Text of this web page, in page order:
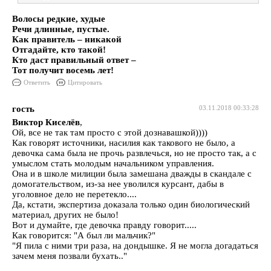
Волосы редкие, худые
Речи длинные, пустые.
Как правитель – никакой
Отгадайте, кто такой!
Кто даст правильный ответ –
Тот получит восемь лет!
Ответить Цитировать
03.11.2018 00:33:28
гость
Виктор Киселёв,
Ой, все не так там просто с этой дознавашкой))))
Как говорят источники, насилия как такового не было, а
девочка сама была не прочь развлечься, но не просто так, а с
умыслом стать молодым начальником управления.
Она и в школе милиции была замешана дважды в скандале с
домогательством, из-за нее уволился курсант, дабы в
уголовное дело не перетекло....
Да, кстати, экспертиза доказала только один биологический
материал, других не было!
Вот и думайте, где девочка правду говорит.....
Как говорится: "А был ли мальчик?"
"Я пила с ними три раза, на дондышке. Я не могла догадаться
зачем меня позвали бухать.."